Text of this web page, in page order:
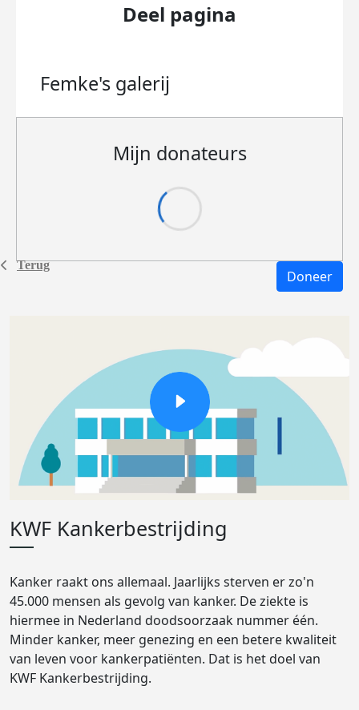
Terug
Deel pagina
Femke's galerij
Mijn donateurs
Doneer
KWF Kankerbestrijding
Kanker raakt ons allemaal. Jaarlijks sterven er zo'n
45.000 mensen als gevolg van kanker. De ziekte is
hiermee in Nederland doodsoorzaak nummer één.
Minder kanker, meer genezing en een betere kwaliteit
van leven voor kankerpatiënten. Dat is het doel van
KWF Kankerbestrijding.